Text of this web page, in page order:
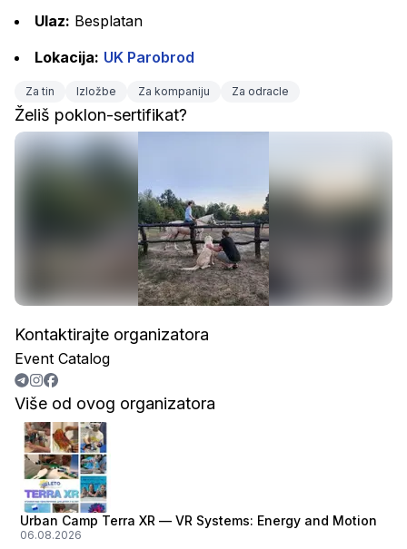
Ulaz: Besplatan
Lokacija: UK Parobrod
Za tin Izložbe Za kompaniju Za odracle
Želiš poklon-sertifikat?
Kontaktirajte organizatora
Event Catalog
Više od ovog organizatora
Urban Camp Terra XR — VR Systems: Energy and Motion
06.08.2026